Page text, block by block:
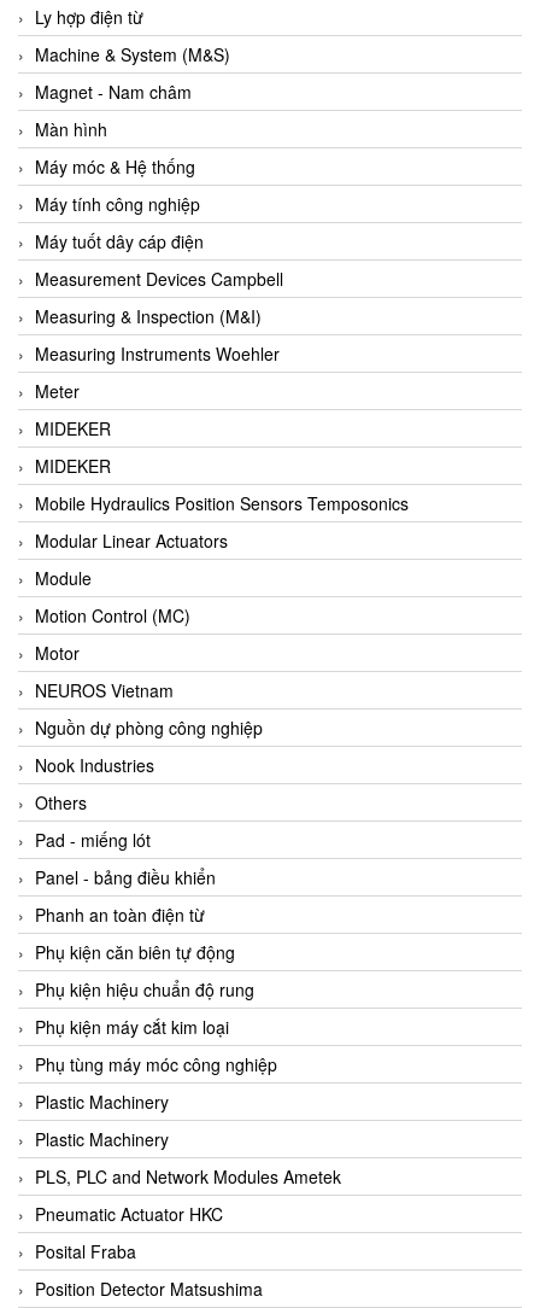
B&R
Babcok wilcox
Baelz Automatic Vietnam
Bahr Modultechnik Vietnam
Balluff
BamBo Vietnam
Barel Vietnam
Barksdale
Bartec
Basco
Baumer
Baumuller Vietnam
Baykee
BBC Bircher Smart Access
BCS ITALY
BEA SENSORS
Beacon Extender
Beckhoff
Bedook
Bei Sensor
Beijer
Beinlich-pumps
Beka
BEKO
Belimo
Benetech Vietnam
Bently Nevada
Bentone Vietnam
Bernstein Vietnam
Berthold
Bestech
Bestech
BETA
Bifold
Bihl+wiedemann
Ly hợp điện từ
Machine & System (M&S)
Magnet - Nam châm
Màn hình
Máy móc & Hệ thống
Máy tính công nghiệp
Máy tuốt dây cáp điện
Measurement Devices Campbell
Measuring & Inspection (M&I)
Measuring Instruments Woehler
Meter
MIDEKER
MIDEKER
Mobile Hydraulics Position Sensors Temposonics
Modular Linear Actuators
Module
Motion Control (MC)
Motor
NEUROS Vietnam
Nguồn dự phòng công nghiệp
Nook Industries
Others
Pad - miếng lót
Panel - bảng điều khiển
Phanh an toàn điện từ
Phụ kiện căn biên tự động
Phụ kiện hiệu chuẩn độ rung
Phụ kiện máy cắt kim loại
Phụ tùng máy móc công nghiệp
Plastic Machinery
Plastic Machinery
PLS, PLC and Network Modules Ametek
Pneumatic Actuator HKC
Posital Fraba
Position Detector Matsushima